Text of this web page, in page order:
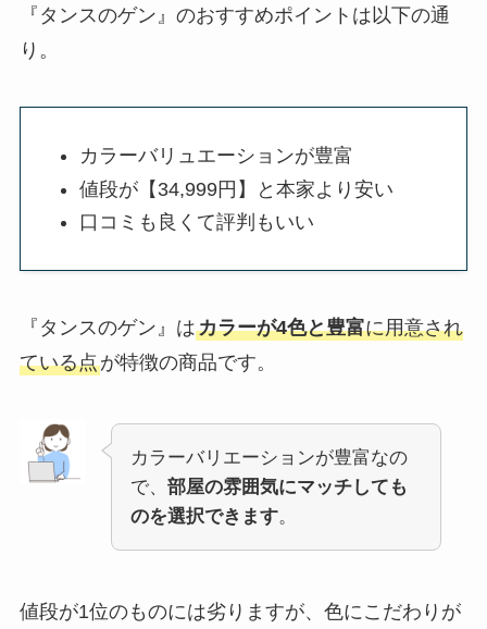
『タンスのゲン』のおすすめポイントは以下の通
り。
カラーバリュエーションが豊富
値段が【34,999円】と本家より安い
口コミも良くて評判もいい
『タンスのゲン』はカラーが4色と豊富に用意され
ている点が特徴の商品です。
カラーバリエーションが豊富なの
で、 部屋の雰囲気にマッチしても
のを選択できます。
値段が1位のものには劣りますが、色にこだわりが